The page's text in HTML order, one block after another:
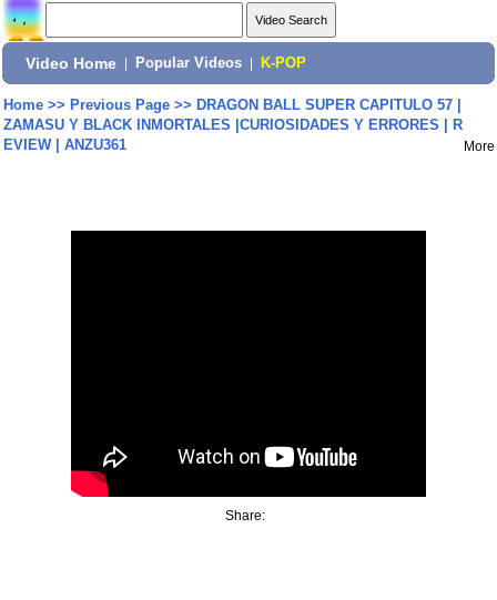
Video Home Popular Videos K-POP
Home>> Previous Page>> DRAGON BALL SUPER CAPITULO 57 |
ZAMASU Y BLACK INMORTALES |CURIOSIDADES Y ERRORES | R
EVIEW | ANZU361
More
Share: